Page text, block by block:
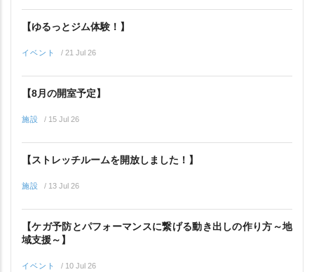
【ゆるっとジム体験！】
イベント / 21 Jul 26
【8月の開室予定】
施設 / 15 Jul 26
【ストレッチルームを開放しました！】
施設 / 13 Jul 26
【ケガ予防とパフォーマンスに繋げる動き出しの作り方～地
域支援～】
イベント / 10 Jul 26